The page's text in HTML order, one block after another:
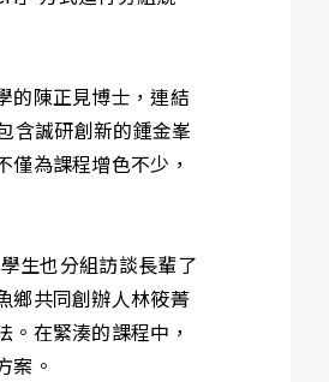
的陳正見博士，連結
含誠研創新的鍾金峯
為課程增色不少，
生也分組訪談長輩了
鄉共同創辦人林筱菁
在緊湊的課程中，
案。